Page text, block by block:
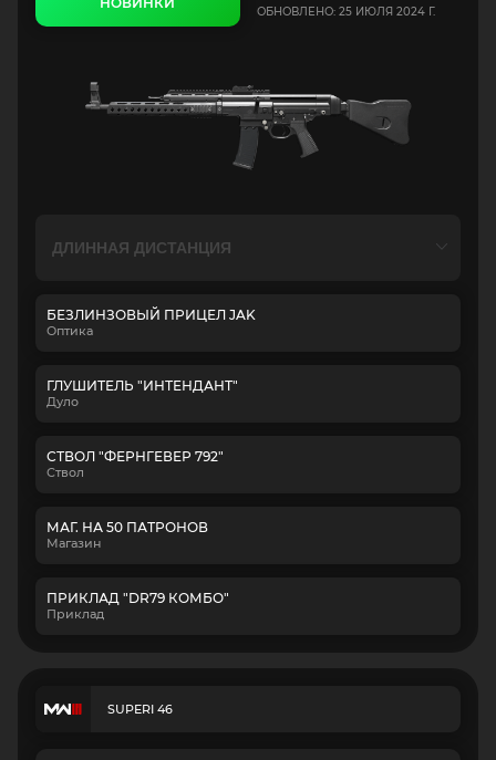
ОБНОВЛЕНО: 25 ИЮЛЯ 2024 Г.
БЕЗЛИНЗОВЫЙ ПРИЦЕЛ JAK
Оптика
ГЛУШИТЕЛЬ "ИНТЕНДАНТ"
Дуло
СТВОЛ "ФЕРНГЕВЕР 792"
Ствол
МАГ. НА 50 ПАТРОНОВ
Магазин
ПРИКЛАД "DR79 КОМБО"
Приклад
SUPERI 46